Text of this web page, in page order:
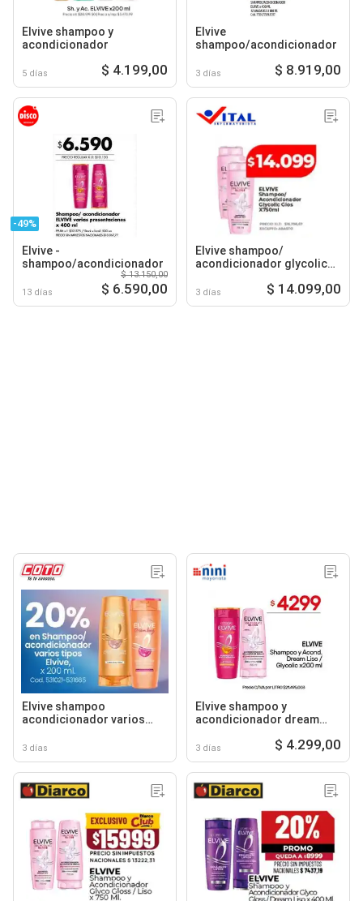
Elvive shampoo y
acondicionador
5 días $ 4.199,00
Elvive
shampoo/acondicionador
3 días $ 8.919,00
-49%
Elvive -
shampoo/acondicionador
13 días
$ 13.150,00
$ 6.590,00
Elvive shampoo/
acondicionador glycolic
3 días $ 14.099,00
Elvive shampoo
acondicionador varios
3 días
Elvive shampoo y
acondicionador dream
3 días $ 4.299,00